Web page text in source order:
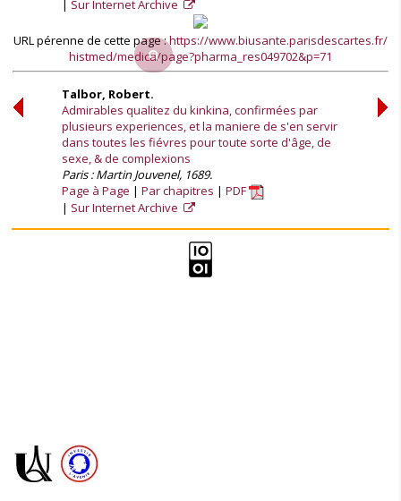
Sur Internet Archive
URL pérenne de cette page :https://www.biusante.parisdescartes.fr/
histmed/medica/page?pharma_res049702&p=71
Talbor, Robert.
Admirables qualitez du kinkina, confirmées par
plusieurs experiences, et la maniere de s'en servir
dans toutes les fiévres pour toute sorte d'âge, de
sexe, & de complexions
Paris : Martin Jouvenel, 1689.
Page à Page
Par chapitres
PDF
Sur Internet Archive